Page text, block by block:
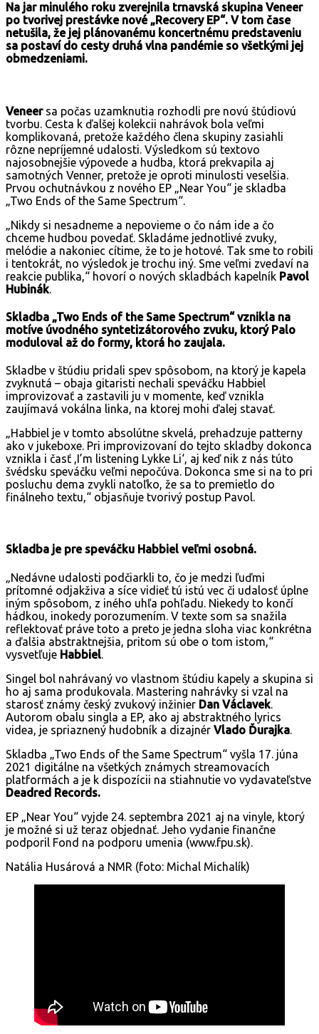
Na jar minulého roku zverejnila trnavská skupina Veneer
po tvorivej prestávke nové „Recovery EP“. V tom čase
netušila, že jej plánovanému koncertnému predstaveniu
sa postaví do cesty druhá vlna pandémie so všetkými jej
obmedzeniami.
Veneer sa počas uzamknutia rozhodli pre novú štúdiovú
tvorbu. Cesta k ďalšej kolekcii nahrávok bola veľmi
komplikovaná, pretože každého člena skupiny zasiahli
rôzne nepríjemné udalosti. Výsledkom sú textovo
najosobnejšie výpovede a hudba, ktorá prekvapila aj
samotných Venner, pretože je oproti minulosti veselšia.
Prvou ochutnávkou z nového EP „Near You“ je skladba
„Two Ends of the Same Spectrum“.
„Nikdy si nesadneme a nepovieme o čo nám ide a čo
chceme hudbou povedať. Skladáme jednotlivé zvuky,
melódie a nakoniec cítime, že to je hotové. Tak sme to robili
i tentokrát, no výsledok je trochu iný. Sme veľmi zvedaví na
reakcie publika,“ hovorí o nových skladbách kapelník Pavol
Hubinák.
Skladba „Two Ends of the Same Spectrum“ vznikla na
motíve úvodného syntetizátorového zvuku, ktorý Palo
moduloval až do formy, ktorá ho zaujala.
Skladbe v štúdiu pridali spev spôsobom, na ktorý je kapela
zvyknutá – obaja gitaristi nechali speváčku Habbiel
improvizovať a zastavili ju v momente, keď vznikla
zaujímavá vokálna linka, na ktorej mohi ďalej stavať.
„Habbiel je v tomto absolútne skvelá, prehadzuje patterny
ako v jukeboxe. Pri improvizovaní do tejto skladby dokonca
vznikla i časť ,I’m listening Lykke Li‘, aj keď nik z nás túto
švédsku speváčku veľmi nepočúva. Dokonca sme si na to pri
posluchu dema zvykli natoľko, že sa to premietlo do
finálneho textu,“ objasňuje tvorivý postup Pavol.
Skladba je pre speváčku Habbiel veľmi osobná.
„Nedávne udalosti podčiarkli to, čo je medzi ľuďmi
prítomné odjakživa a síce vidieť tú istú vec či udalosť úplne
iným spôsobom, z iného uhľa pohľadu. Niekedy to končí
hádkou, inokedy porozumením. V texte som sa snažila
reflektovať práve toto a preto je jedna sloha viac konkrétna
a ďalšia abstraktnejšia, pritom sú obe o tom istom,“
vysvetľuje Habbiel.
Singel bol nahrávaný vo vlastnom štúdiu kapely a skupina si
ho aj sama produkovala. Mastering nahrávky si vzal na
starosť známy český zvukový inžinier Dan Václavek.
Autorom obalu singla a EP, ako aj abstraktného lyrics
videa, je spriaznený hudobník a dizajnér Vlado Ďurajka.
Skladba „Two Ends of the Same Spectrum“ vyšla 17. júna
2021 digitálne na všetkých známych streamovacích
platformách a je k dispozícii na stiahnutie vo vydavateľstve
Deadred Records.
EP „Near You“ vyjde 24. septembra 2021 aj na vinyle, ktorý
je možné si už teraz objednať. Jeho vydanie finančne
podporil Fond na podporu umenia (www.fpu.sk).
Natália Husárová a NMR (foto: Michal Michalík)